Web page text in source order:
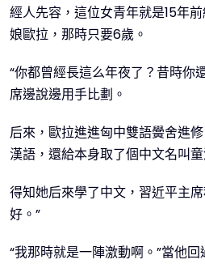
經人先容，這位女青年就是15年
娘歐拉，那時只要6歲。
“你都曾經長這么年夜了？昔時你
席邊說邊用手比劃。
后來，歐拉進進匈中雙語黌舍進
漢語，還給本身取了個中文名叫童
得知她后來學了中文，習近平主
好。”
“我那時就是一陣激動啊。”當他